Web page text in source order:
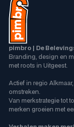
pimbro | De
Branding, design en
met roots in Uitgeest.
Actief in regio
omstreken.
Van merkstrategie tot
merken groeien met